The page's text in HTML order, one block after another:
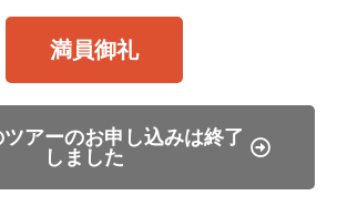
満員御礼
ツアーのお申し込みは終了
しました